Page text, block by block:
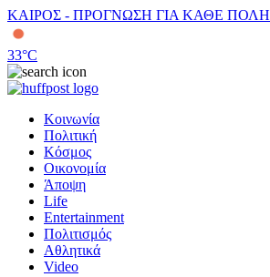
ΚΑΙΡΟΣ - ΠΡΟΓΝΩΣΗ ΓΙΑ ΚΑΘΕ ΠΟΛΗ
33°C
Κοινωνία
Πολιτική
Κόσμος
Οικονομία
Άποψη
Life
Entertainment
Πολιτισμός
Αθλητικά
Video